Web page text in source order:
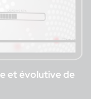
et évolutive de